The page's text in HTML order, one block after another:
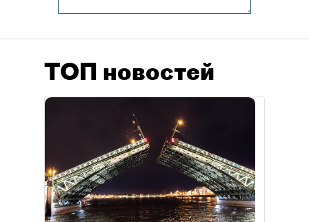
ТОП новостей